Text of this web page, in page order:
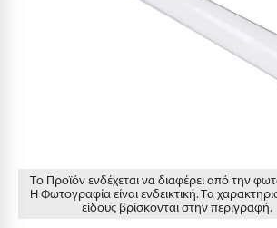
Το Προϊόν ενδέχεται να διαφέρει από την
Η Φωτογραφία είναι ενδεικτική. Τα
είδους βρίσκονται στην περιγραφή.